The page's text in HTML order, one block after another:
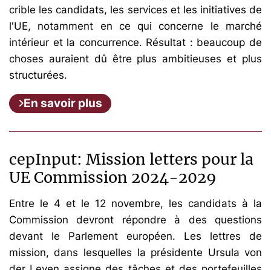
crible les candidats, les services et les initiatives de
l'UE, notamment en ce qui concerne le marché
intérieur et la concurrence. Résultat : beaucoup de
choses auraient dû être plus ambitieuses et plus
structurées.
En savoir plus
cepInput: Mission letters pour la
UE Commission 2024-2029
Entre le 4 et le 12 novembre, les candidats à la
Commission devront répondre à des questions
devant le Parlement européen. Les lettres de
mission, dans lesquelles la présidente Ursula von